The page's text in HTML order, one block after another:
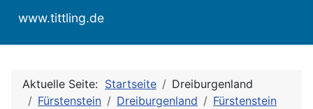
www.tittling.de
Aktuelle Seite: Startseite
Dreiburgenland
Fürstenstein
Dreiburgenland
Fürstenstein